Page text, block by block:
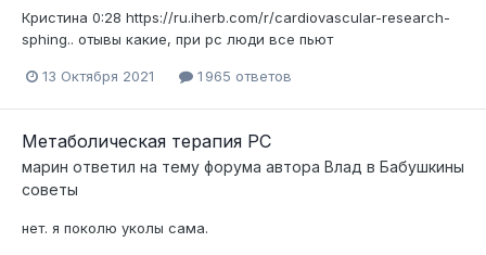
Кристина 0:28 https://ru.iherb.com/r/cardiovascular-research-
sphing.. отывы какие, при рс люди все пьют
13 Октября 2021 1 965 ответов
Метаболическая терапия РС
марин ответил на тему форума автора Влад в Бабушкины
советы
нет. я поколю уколы сама.